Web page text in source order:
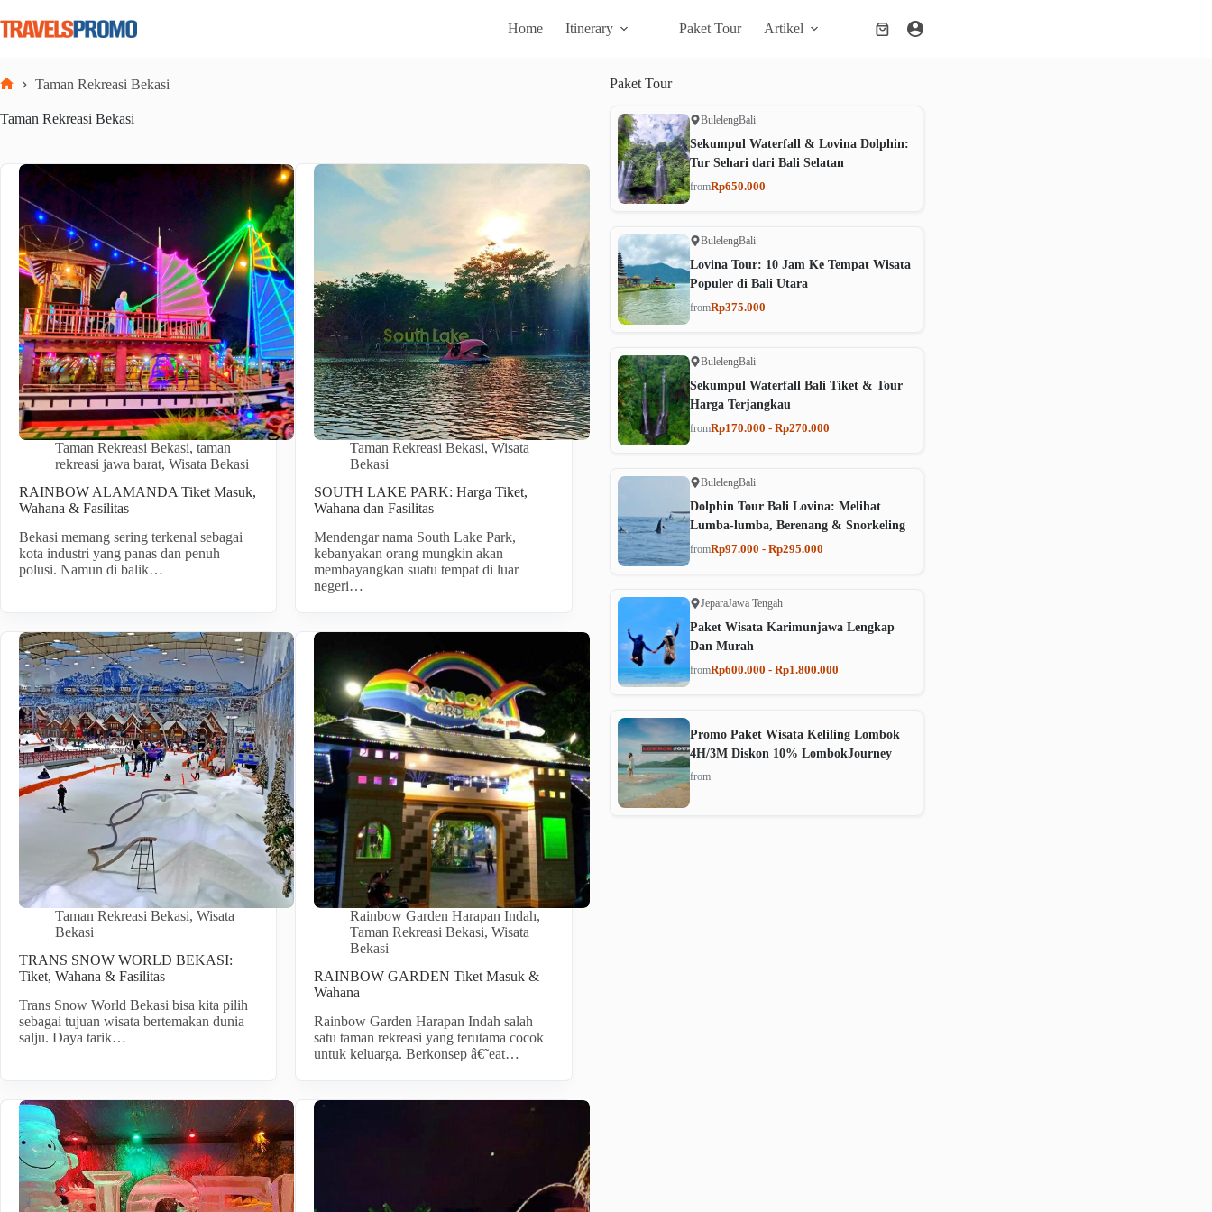
to
content
Home Itinerary Paket Tour Artikel
Shopping
Taman Rekreasi Bekasi
Taman Rekreasi Bekasi
Taman Rekreasi Bekasi, taman
rekreasi jawa barat, Wisata Bekasi
RAINBOW ALAMANDA Tiket Masuk,
Wahana & Fasilitas
Bekasi memang sering terkenal sebagai
kota industri yang panas dan penuh
polusi. Namun di balik…
Taman Rekreasi Bekasi,Wisata
Bekasi
SOUTH LAKE PARK: Harga Tiket,
Wahana dan Fasilitas
Mendengar nama South Lake Park,
kebanyakan orang mungkin akan
membayangkan suatu tempat di luar
negeri…
Taman Rekreasi Bekasi, Wisata
Bekasi
TRANS SNOW WORLD BEKASI:
Tiket, Wahana & Fasilitas
Trans Snow World Bekasi bisa kita pilih
sebagai tujuan wisata bertemakan dunia
salju. Daya tarik…
Rainbow Garden Harapan Indah,
Taman Rekreasi Bekasi,Wisata
Bekasi
RAINBOW GARDEN Tiket Masuk &
Wahana
Rainbow Garden Harapan Indah salah
satu taman rekreasi yang terutama cocok
untuk keluarga. Berkonsep â€˜eat…
Paket Tour
BulelengBali
Sekumpul Waterfall & Lovina Dolphin:
Tur Sehari dari Bali Selatan
fromRp650.000
BulelengBali
Lovina Tour: 10 Jam Ke Tempat Wisata
Populer di Bali Utara
fromRp375.000
BulelengBali
Sekumpul Waterfall Bali Tiket & Tour
Harga Terjangkau
fromRp170.000 - Rp270.000
BulelengBali
Dolphin Tour Bali Lovina: Melihat
Lumba-lumba, Berenang & Snorkeling
fromRp97.000 - Rp295.000
JeparaJawa Tengah
Paket Wisata Karimunjawa Lengkap
Dan Murah
fromRp600.000 - Rp1.800.000
Promo Paket Wisata Keliling Lombok
4H/3M Diskon 10% LombokJourney
from